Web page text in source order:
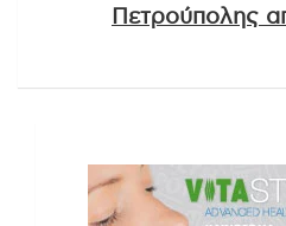
Πετρούπολης